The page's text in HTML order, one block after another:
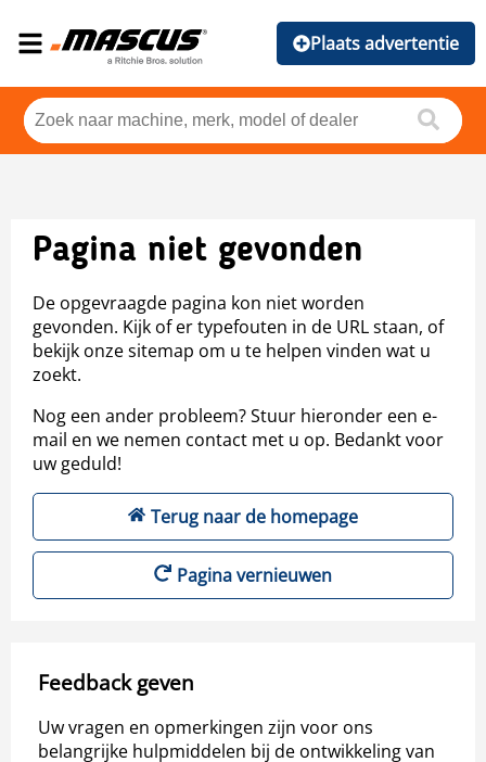
Plaats advertentie
Pagina niet gevonden
De opgevraagde pagina kon niet worden
gevonden. Kijk of er typefouten in de URL staan, of
bekijk onze sitemap om u te helpen vinden wat u
zoekt.
Nog een ander probleem? Stuur hieronder een e-
mail en we nemen contact met u op. Bedankt voor
uw geduld!
Terug naar de homepage
Pagina vernieuwen
Feedback geven
Uw vragen en opmerkingen zijn voor ons
belangrijke hulpmiddelen bij de ontwikkeling van